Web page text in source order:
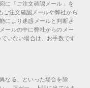
に「ご注文確認メール」を
ご注文確認メールや弊社から
により迷惑メールと判断さ
ールの中に弊社からのメー
いない場合は、お手数です
なる、といった場合を除